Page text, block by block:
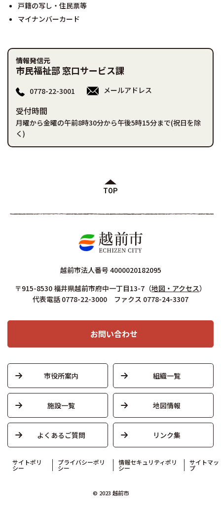
戸籍の写し・住民票等
マイナンバーカード
情報発信元
市民福祉部 窓口サービス課
0778-22-3001 メールアドレス
受付時間
月曜から金曜の午前8時30分から午後5時15分まで(祝日を除
く)
TOP
越前市法人番号 4000020182095
〒915-8530 福井県越前市府中一丁目13-7 （地図・アクセス）
代表電話 0778-22-3000 ファクス 0778-24-3307
お問い合わせ
市役所案内 組織一覧
施設一覧 地図情報
よくあるご質問 リンク集
サイトポリ
シー
プライバシーポリ
シー
情報セキュリティポリ
シー
サイトマッ
プ
© 2023 越前市